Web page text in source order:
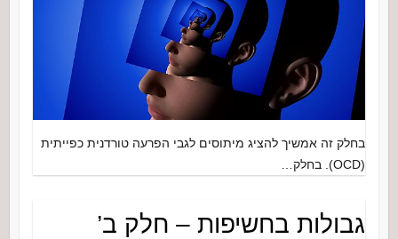
בחלק זה אמשיך להציג מיתוסים לגבי הפרעה טורדנית כפייתית
(OCD). בחלק…
גבולות בחשיפות – חלק ב’